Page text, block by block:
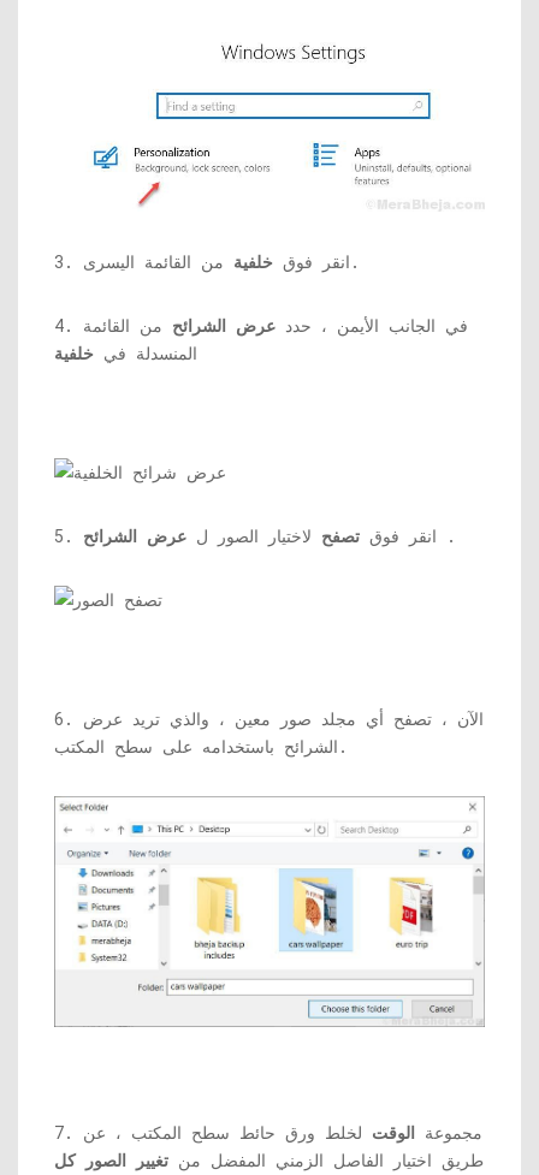
3. انقر فوق خلفية من القائمة اليسرى.
4. في الجانب الأيمن ، حدد عرض الشرائح من القائمة
المنسدلة في خلفية
5. انقر فوق تصفح لاختيار الصور ل عرض الشرائح .
6. الآن ، تصفح أي مجلد صور معين ، والذي تريد عرض
الشرائح باستخدامه على سطح المكتب.
7. مجموعة الوقت لخلط ورق حائط سطح المكتب ، عن
طريق اختيار الفاصل الزمني المفضل من تغيير الصور كل